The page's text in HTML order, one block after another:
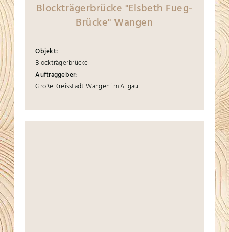
Blockträgerbrücke "Elsbeth Fueg-
Brücke" Wangen
Objekt:
Blockträgerbrücke
Auftraggeber:
Große Kreisstadt Wangen im Allgäu